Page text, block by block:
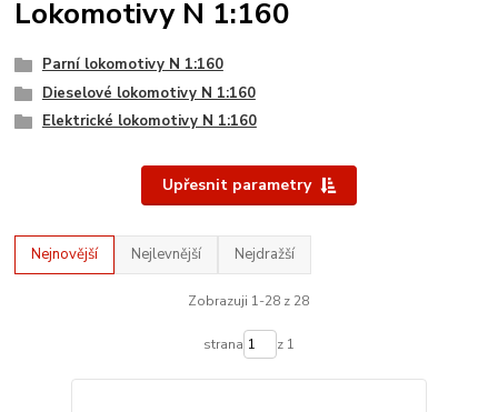
Lokomotivy N 1:160
Parní lokomotivy N 1:160
Dieselové lokomotivy N 1:160
Elektrické lokomotivy N 1:160
Upřesnit parametry
Nejnovější Nejlevnější Nejdražší
Zobrazuji 1-28 z 28
strana z 1